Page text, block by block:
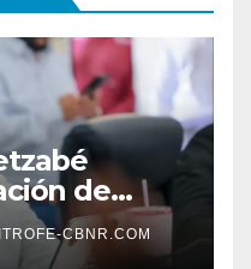
de
y
CBNR.COM